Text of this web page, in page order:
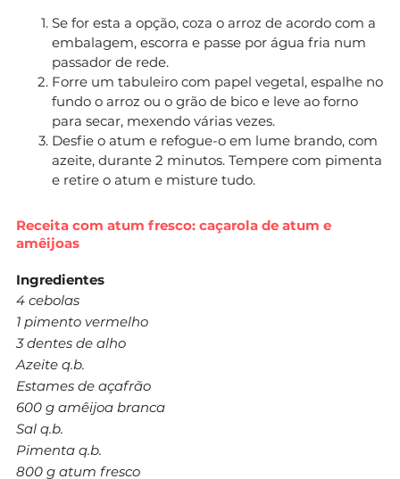
Se for esta a opção, coza o arroz de acordo com a
embalagem, escorra e passe por água fria num
passador de rede.
Forre um tabuleiro com papel vegetal, espalhe no
fundo o arroz ou o grão de bico e leve ao forno
para secar, mexendo várias vezes.
Desfie o atum e refogue-o em lume brando, com
azeite, durante 2 minutos. Tempere com pimenta
e retire o atum e misture tudo.
Receita com atum fresco: caçarola de atum e
amêijoas
Ingredientes
4 cebolas
1 pimento vermelho
3 dentes de alho
Azeite q.b.
Estames de açafrão
600 g amêijoa branca
Sal q.b.
Pimenta q.b.
800 g atum fresco